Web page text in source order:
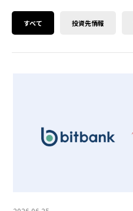
ニュース
Podcast
すべて 投資先情報